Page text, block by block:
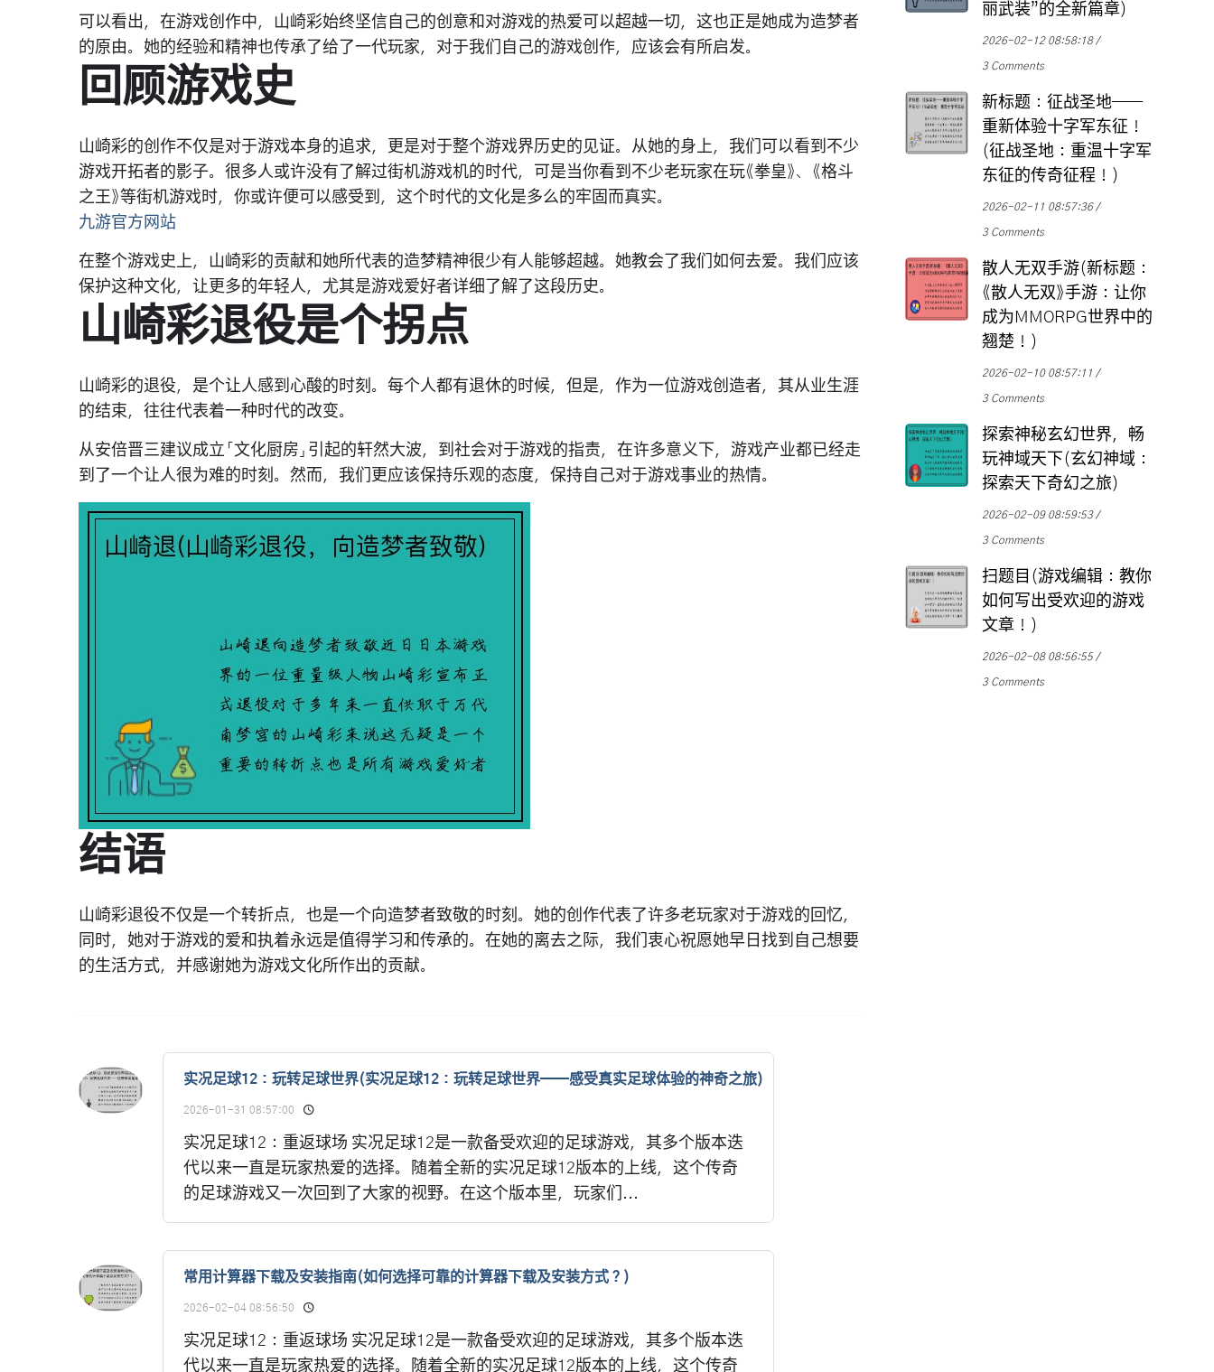
可以看出，在游戏创作中，山崎彩始终坚信自己的创意和对游戏的热爱可以超越一切，这也正是她成为造梦者
的原由。她的经验和精神也传承了给了一代玩家，对于我们自己的游戏创作，应该会有所启发。
回顾游戏史
山崎彩的创作不仅是对于游戏本身的追求，更是对于整个游戏界历史的见证。从她的身上，我们可以看到不少
游戏开拓者的影子。很多人或许没有了解过街机游戏机的时代，可是当你看到不少老玩家在玩《拳皇》、《格斗
之王》等街机游戏时，你或许便可以感受到，这个时代的文化是多么的牢固而真实。
九游官方网站
在整个游戏史上，山崎彩的贡献和她所代表的造梦精神很少有人能够超越。她教会了我们如何去爱。我们应该
保护这种文化，让更多的年轻人，尤其是游戏爱好者详细了解了这段历史。
山崎彩退役是个拐点
山崎彩的退役，是个让人感到心酸的时刻。每个人都有退休的时候，但是，作为一位游戏创造者，其从业生涯
的结束，往往代表着一种时代的改变。
从安倍晋三建议成立「文化厨房」引起的轩然大波，到社会对于游戏的指责，在许多意义下，游戏产业都已经走
到了一个让人很为难的时刻。然而，我们更应该保持乐观的态度，保持自己对于游戏事业的热情。
结语
山崎彩退役不仅是一个转折点，也是一个向造梦者致敬的时刻。她的创作代表了许多老玩家对于游戏的回忆，
同时，她对于游戏的爱和执着永远是值得学习和传承的。在她的离去之际，我们衷心祝愿她早日找到自己想要
的生活方式，并感谢她为游戏文化所作出的贡献。
实况足球12：玩转足球世界(实况足球12：玩转足球世界——感受真实足球体验的神奇之旅)
2026-01-31 08:57:00
实况足球12：重返球场 实况足球12是一款备受欢迎的足球游戏，其多个版本迭
代以来一直是玩家热爱的选择。随着全新的实况足球12版本的上线，这个传奇
的足球游戏又一次回到了大家的视野。在这个版本里，玩家们...
常用计算器下载及安装指南(如何选择可靠的计算器下载及安装方式？)
2026-02-04 08:56:50
实况足球12：重返球场 实况足球12是一款备受欢迎的足球游戏，其多个版本迭
代以来一直是玩家热爱的选择。随着全新的实况足球12版本的上线，这个传奇
丽武装”的全新篇章)
2026-02-12 08:58:18
3 Comments
新标题：征战圣地——
重新体验十字军东征！
(征战圣地：重温十字军
东征的传奇征程！)
2026-02-11 08:57:36
3 Comments
散人无双手游(新标题：
《散人无双》手游：让你
成为MMORPG世界中的
翘楚！)
2026-02-10 08:57:11
3 Comments
探索神秘玄幻世界，畅
玩神域天下(玄幻神域：
探索天下奇幻之旅)
2026-02-09 08:59:53
3 Comments
扫题目(游戏编辑：教你
如何写出受欢迎的游戏
文章！)
2026-02-08 08:56:55
3 Comments